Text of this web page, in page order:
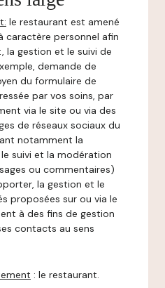
le restaurant est amené
caractère personnel afin
la gestion et le suivi de
demande de
du formulaire de
par vos soins, par
via le site ou via des
de réseaux sociaux du
notamment la
suivi et la modération
ou commentaires)
la gestion et le
proposées sur ou via le
à des fins de gestion
contacts au sens
: le restaurant.